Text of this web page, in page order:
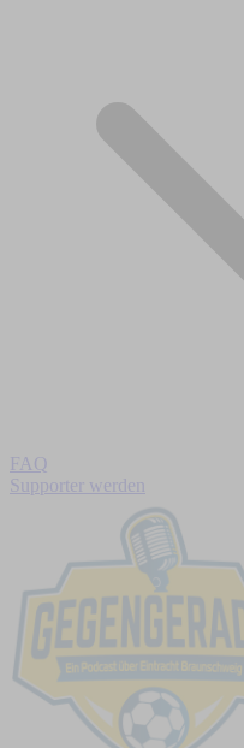
FAQ
Supporter werden